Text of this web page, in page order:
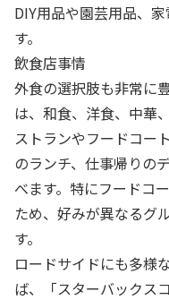
DIY用品や園芸用品、
す。
飲食店事情
外食の選択肢も非常に
は、和食、洋食、中華
ストランやフードコー
のランチ、仕事帰りの
べます。特にフードコ
ため、好みが異なるグ
す。
ロードサイドにも多様
ば、「スターバックス